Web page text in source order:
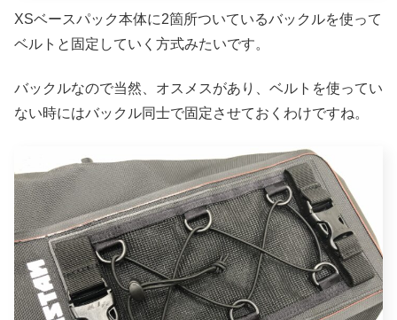
XSベースパック本体に2箇所ついているバックルを使って
ベルトと固定していく方式みたいです。
バックルなので当然、オスメスがあり、ベルトを使ってい
ない時にはバックル同士で固定させておくわけですね。